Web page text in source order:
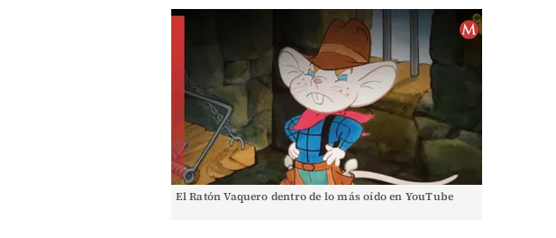
El Ratón Vaquero dentro de lo más oído en YouTube